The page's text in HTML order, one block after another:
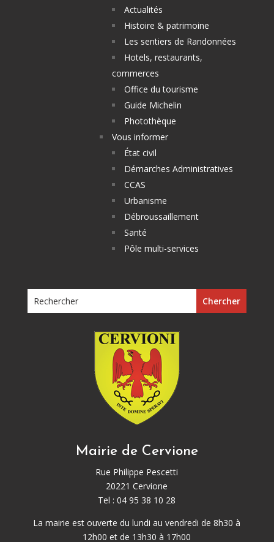
Actualités
Histoire & patrimoine
Les sentiers de Randonnées
Hotels, restaurants,
commerces
Office du tourisme
Guide Michelin
Photothèque
Vous informer
État civil
Démarches Administratives
CCAS
Urbanisme
Débroussaillement
Santé
Pôle multi-services
Mairie de Cervione
Rue Philippe Pescetti
20221 Cervione
Tel : 04 95 38 10 28
La mairie est ouverte du lundi au vendredi de 8h30 à
12h00 et de 13h30 à 17h00